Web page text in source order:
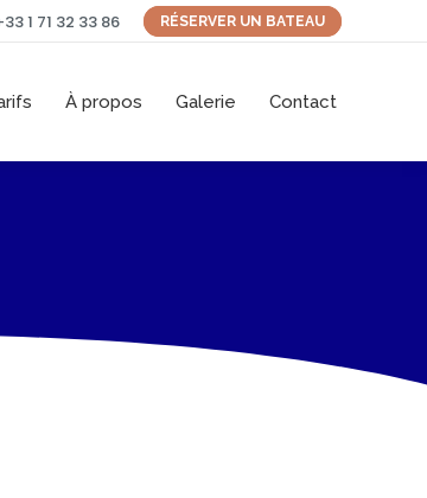
1 71 32 33 86 RÉSERVER UN BATEAU
À propos Galerie Contact